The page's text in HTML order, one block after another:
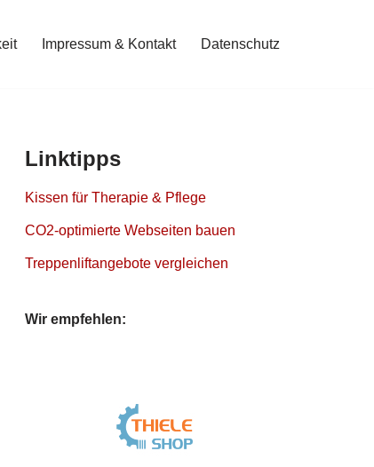
Impressum & Kontakt Datenschutz
Linktipps
Kissen für Therapie & Pflege
CO2-optimierte Webseiten bauen
Treppenliftangebote vergleichen
Wir empfehlen: